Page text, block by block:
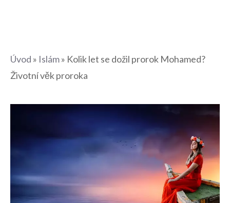
Úvod » Islám» Kolik let se dožil prorok Mohamed?
Životní věk proroka